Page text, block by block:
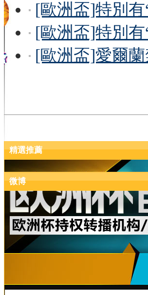
[歐洲盃]特別
[歐洲盃]特別
[歐洲盃]愛爾
精選推薦
微博